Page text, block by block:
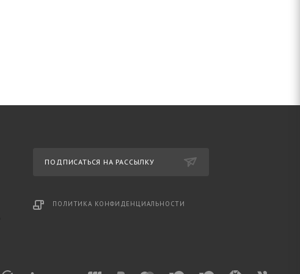
ПОДПИСАТЬСЯ НА РАССЫЛКУ
ПОЛИТИКА КОНФИДЕНЦИАЛЬНОСТИ